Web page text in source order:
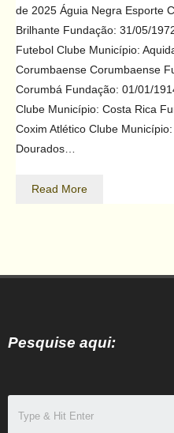
de 2025 Águia Negra Esporte
Brilhante Fundação: 31/05/
Futebol Clube Município:
Corumbaense Corumbaense
Corumbá Fundação: 01/01/
Clube Município: Costa Rica
Coxim Atlético Clube
Dourados…
Read More
Pesquise aqui: